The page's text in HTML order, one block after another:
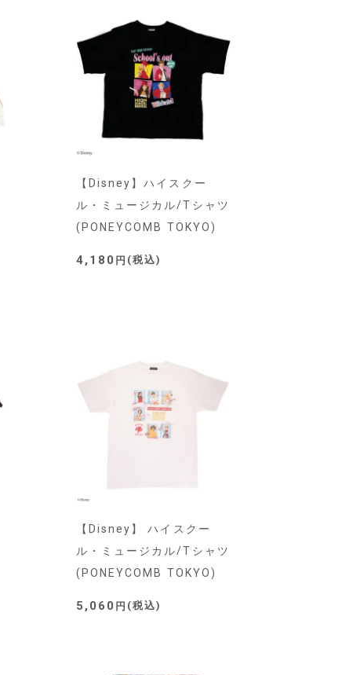
【Disney】ハイスクー
ル・ミュージカル/Tシャツ
(PONEYCOMB TOKYO)
4,180 税込
【Disney】 ハイスクー
ル・ミュージカル/Tシャツ
(PONEYCOMB TOKYO)
5,060 税込